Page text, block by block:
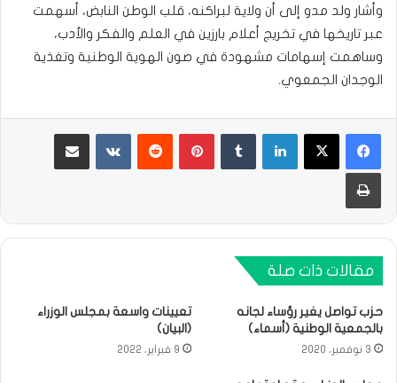
وأشار ولد مدو إلى أن ولاية لبراكنه، قلب الوطن النابض، أسهمت
عبر تاريخها في تخريج أعلام بارزين في العلم والفكر والأدب،
وساهمت إسهامات مشهودة في صون الهوية الوطنية وتغذية
الوجدان الجمعوي.
لينكدإن بينتيريست مشاركة عبر البريد
طباعة
مقالات ذات صلة
حزب تواصل يغير رؤساء لجانه
بالجمعية الوطنية (أسماء)
3 نوفمبر، 2020
تعيينات واسعة بمجلس الوزراء
(البيان)
9 فبراير، 2022